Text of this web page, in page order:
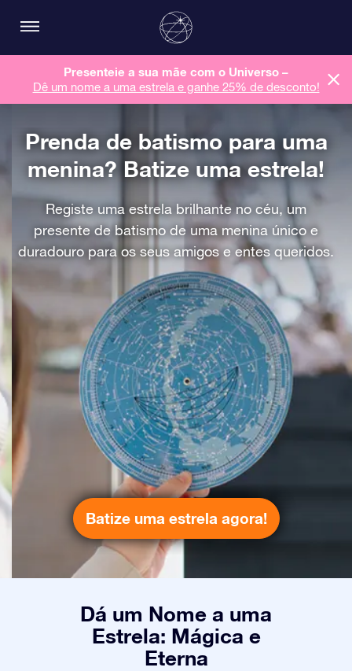
Presenteie a sua mãe com o Universo –
Dê um nome a uma estrela e ganhe 25% de desconto!
Prenda de batismo para uma
menina? Batize uma estrela!
Registe uma estrela brilhante no céu, um
presente de batismo de uma menina único e
duradouro para os seus amigos e entes queridos.
Batize uma estrela agora!
Dá um Nome a uma
Estrela: Mágica e
Eterna